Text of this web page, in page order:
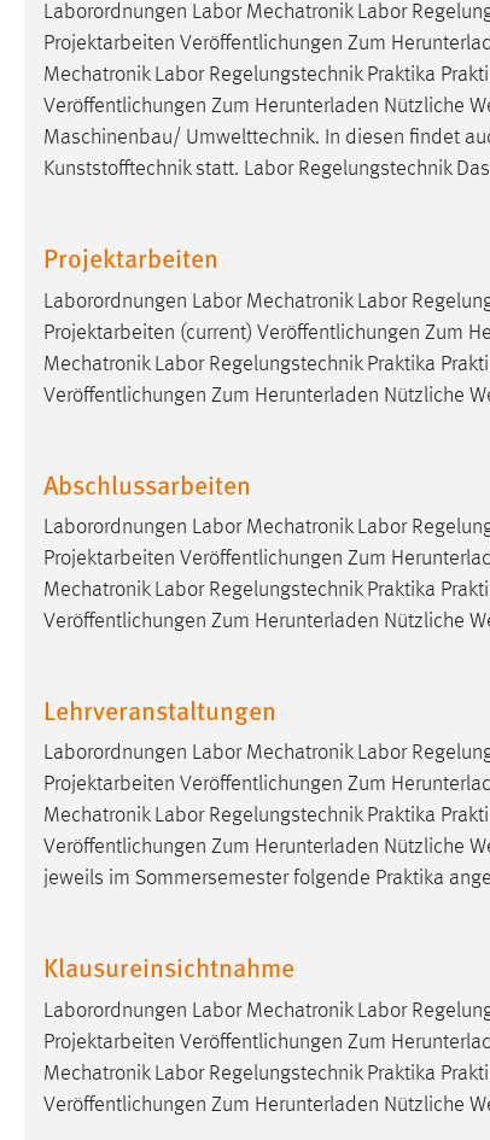
Laborordnungen Labor Mechatronik Labor
Projektarbeiten Veröffentlichungen Zum
Mechatronik Labor Regelungstechnik Praktika
Veröffentlichungen Zum Herunterladen Nützliche
Maschinenbau/ Umwelttechnik. In diesen findet
Kunststofftechnik statt. Labor Regelungstechnik
Projektarbeiten
Laborordnungen Labor Mechatronik Labor
Projektarbeiten (current) Veröffentlichungen Zum
Mechatronik Labor Regelungstechnik Praktika
Veröffentlichungen Zum Herunterladen Nützliche
Abschlussarbeiten
Laborordnungen Labor Mechatronik Labor
Projektarbeiten Veröffentlichungen Zum
Mechatronik Labor Regelungstechnik Praktika
Veröffentlichungen Zum Herunterladen Nützliche
Lehrveranstaltungen
Laborordnungen Labor Mechatronik Labor
Projektarbeiten Veröffentlichungen Zum
Mechatronik Labor Regelungstechnik Praktika
Veröffentlichungen Zum Herunterladen Nützliche
jeweils im Sommersemester folgende Praktika
Klausureinsichtnahme
Laborordnungen Labor Mechatronik Labor
Projektarbeiten Veröffentlichungen Zum
Mechatronik Labor Regelungstechnik Praktika
Veröffentlichungen Zum Herunterladen Nützliche
Um Inhalte von Videoplattformen und Social Media
Plattformen anzeigen zu können, werden von diesen
externen Medien Cookies gesetzt.
YouTube